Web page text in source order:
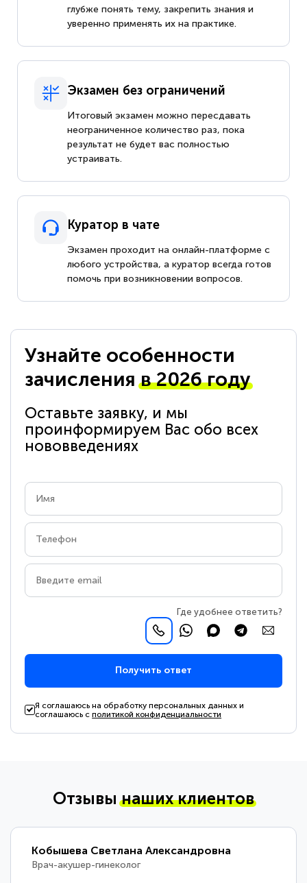
глубже понять тему, закрепить знания и
уверенно применять их на практике.
Экзамен без ограничений
Итоговый экзамен можно пересдавать
неограниченное количество раз, пока
результат не будет вас полностью
устраивать.
Куратор в чате
Экзамен проходит на онлайн-платформе с
любого устройства, а куратор всегда готов
помочь при возникновении вопросов.
Узнайте особенности
зачисленияв 2026 году
Оставьте заявку, и мы
проинформируем Вас обо всех
нововведениях
Где удобнее ответить?
Получить ответ
Я соглашаюсь на обработку персональных данных и
соглашаюсь сполитикой конфиденциальности
Отзывынаших клиентов
Кобышева Светлана Александровна
Врач-акушер-гинеколог